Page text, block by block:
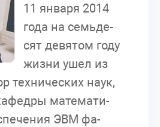
11 ян­ва­ря 2014
года на семь­де­
сят де­вя­том году
жиз­ни ушел из
тех­ни­че­ских наук,
ма­те­ма­ти­
ЭВМ фа­